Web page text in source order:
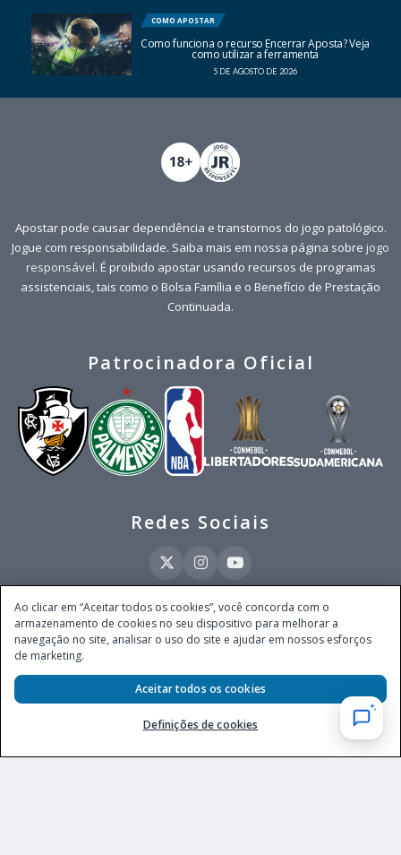
COMO APOSTAR
Como funciona o recurso Encerrar Aposta? Veja
como utilizar a ferramenta
5 DE AGOSTO DE 2026
Apostar pode causar dependência e transtornos do jogo patológico.
Jogue com responsabilidade. Saiba mais em nossa página sobre jogo
responsável. É proibido apostar usando recursos de programas
assistenciais, tais como o Bolsa Família e o Benefício de Prestação
Continuada.
Patrocinadora Oficial
Redes Sociais
Este site é operado pela Ventmear Brasil LTDA (CNPJ 52.868.380/0001-84), com
endereço na Avenida Brigadeiro Faria Lima, nº 4.055, 3º andar, Itaim Bibi, no
Município de São Paulo, Estado de São Paulo, CEP 04538-133, Brasil - empresa
Secretaria de Prêmios e Apostas do Ministério da Fazenda, conforme Portaria nº
247, de 07.02.2025, publicada no DOU em 11.2.2025.
Ao clicar em “Aceitar todos os cookies”, você concorda com o
armazenamento de cookies no seu dispositivo para melhorar a
navegação no site, analisar o uso do site e ajudar em nossos esforços
de marketing.
Definições de cookies
Aceitar todos os cookies